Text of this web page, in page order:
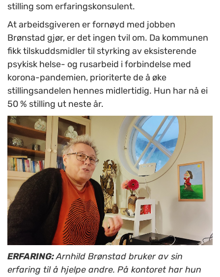
stilling som erfaringskonsulent.
At arbeidsgiveren er fornøyd med jobben
Brønstad gjør, er det ingen tvil om. Da kommunen
fikk tilskuddsmidler til styrking av eksisterende
psykisk helse- og rusarbeid i forbindelse med
korona-pandemien, prioriterte de å øke
stillingsandelen hennes midlertidig. Hun har nå ei
50 % stilling ut neste år.
ERFARING:Arnhild Brønstad bruker av sin
erfaring til å hjelpe andre. På kontoret har hun